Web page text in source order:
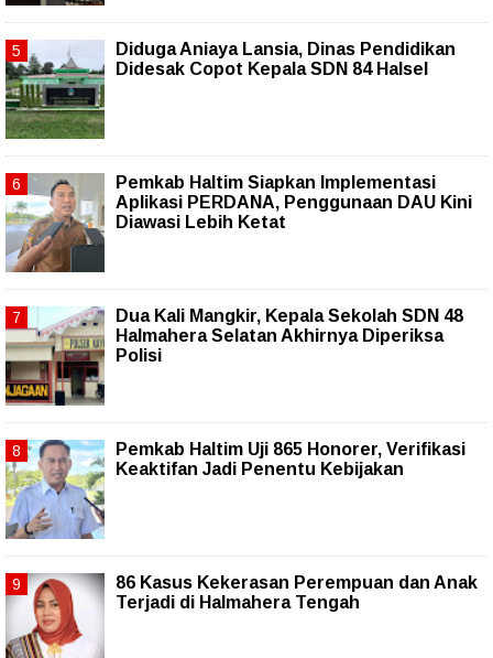
Diduga Aniaya Lansia, Dinas Pendidikan
Didesak Copot Kepala SDN 84 Halsel
Pemkab Haltim Siapkan Implementasi
Aplikasi PERDANA, Penggunaan DAU Kini
Diawasi Lebih Ketat
Dua Kali Mangkir, Kepala Sekolah SDN 48
Halmahera Selatan Akhirnya Diperiksa
Polisi
Pemkab Haltim Uji 865 Honorer, Verifikasi
Keaktifan Jadi Penentu Kebijakan
86 Kasus Kekerasan Perempuan dan Anak
Terjadi di Halmahera Tengah